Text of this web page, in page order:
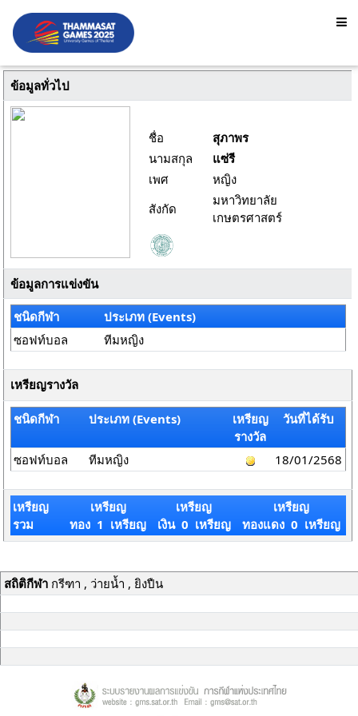
ข้อมูลทั่วไป
ชื่อ
สุภาพร
นามสกุล
แซ่รี
เพศ
หญิง
สังกัด
มหาวิทยาลัย
เกษตรศาสตร์
ข้อมูลการแข่งขัน
ชนิดกีฬา
ประเภท (Events)
ซอฟท์บอล
ทีมหญิง
เหรียญรางวัล
ชนิดกีฬา ประเภท (Events)
เหรียญ
รางวัล
วันที่ได้รับ
ซอฟท์บอล ทีมหญิง 18/01/2568
เหรียญ
รวม
เหรียญ
ทอง 1 เหรียญ
เหรียญ
เงิน 0 เหรียญ
เหรียญ
ทองแดง 0 เหรียญ
สถิติกีฬากรีฑา , ว่ายน้ำ , ยิงปืน